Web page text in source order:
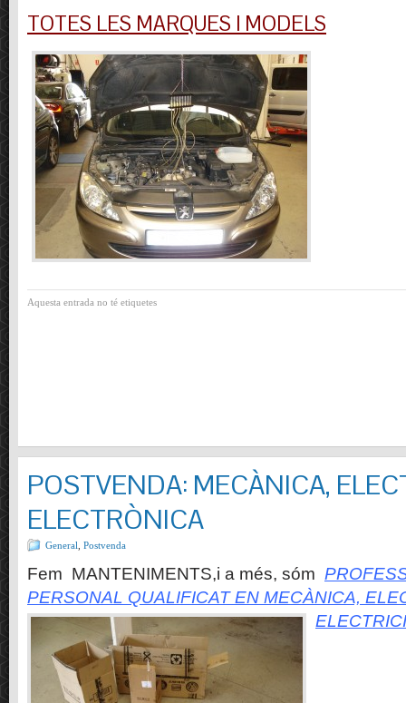
TOTES LES MARQUES I MODELS
Aquesta entrada no té etiquetes
POSTVENDA: MECÀNICA,
ELECTRÒNICA
General Postvenda
Fem MANTENIMENTS,i a més, sóm
PERSONAL QUALIFICAT EN MECÀNICA,